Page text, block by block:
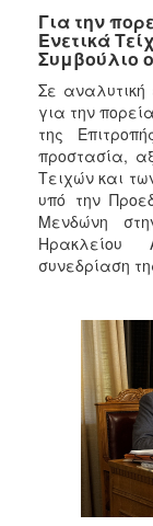
ΕΠΙΣΚΕΠΤΗΣ
ΗΡΑΚΛΕΙΟ
Για την
Ενετικά
Συμβούλιο
Σε αναλυτική
για την
της
προστασία,
Τειχών και
υπό την
Μενδώνη
Ηρακλείου
συνεδρίαση